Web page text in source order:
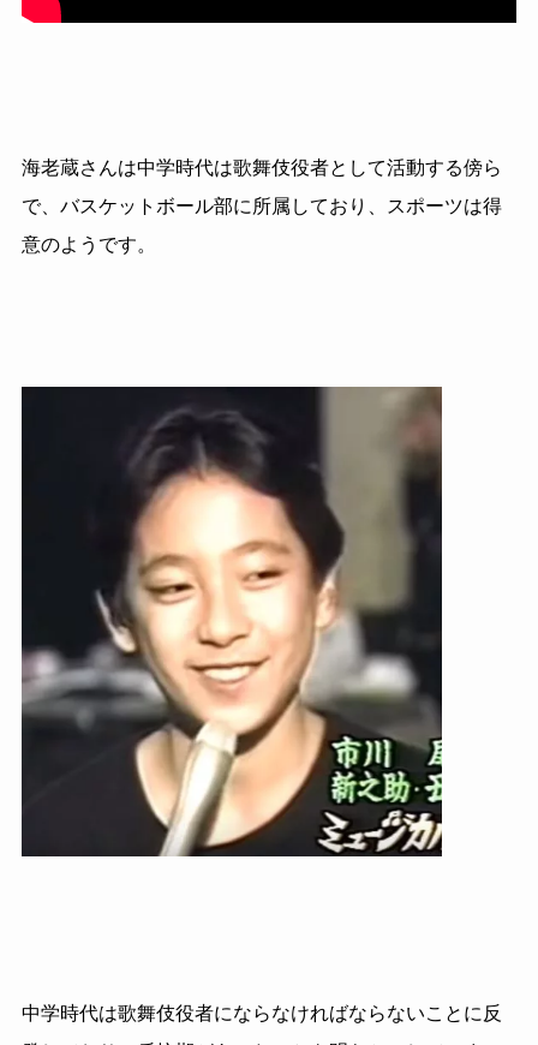
海老蔵さんは中学時代は歌舞伎役者として活動する傍ら
で、バスケットボール部に所属しており、スポーツは得
意のようです。
中学時代は歌舞伎役者にならなければならないことに反